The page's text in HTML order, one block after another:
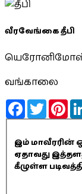
வீரவேங்கை தீபி
வங்காலை
FacebookTwitter
இம் மாவீரரின்
ஏதாவது
கீழுள்ள